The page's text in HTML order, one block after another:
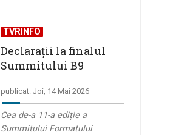
TVRINFO
Declarații la finalul
Summitului B9
publicat: Joi, 14 Mai 2026
Cea de-a 11-a ediție a
Summitului Formatului